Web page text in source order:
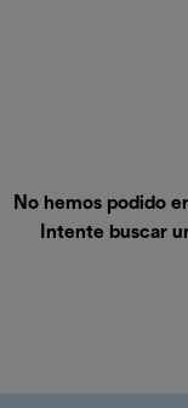
No hemos podido
Intente buscar